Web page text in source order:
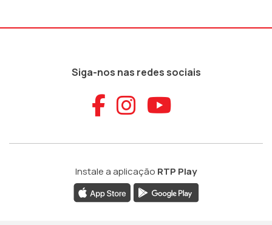
Siga-nos nas redes sociais
Aceder ao
Aceder ao
Aceder
Instale a aplicação RTP Play